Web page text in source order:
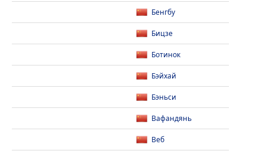
Бенгбу
Бицзе
Ботинок
Бэйхай
Бэньси
Вафандянь
Веб